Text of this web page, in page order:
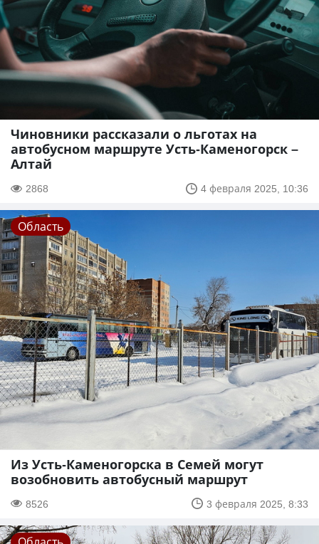
Чиновники рассказали о льготах на
автобусном маршруте Усть-Каменогорск –
Алтай
2868 4 февраля 2025, 10:36
Область
Из Усть-Каменогорска в Семей могут
возобновить автобусный маршрут
8526 3 февраля 2025, 8:33